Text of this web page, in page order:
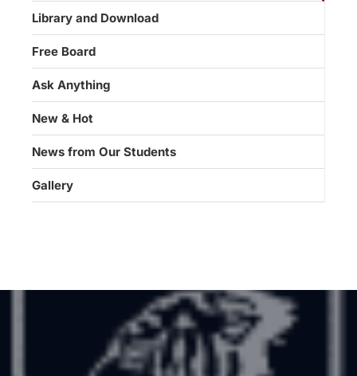
Library and Download
Free Board
Ask Anything
New & Hot
News from Our Students
Gallery